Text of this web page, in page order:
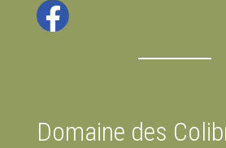
Domaine des